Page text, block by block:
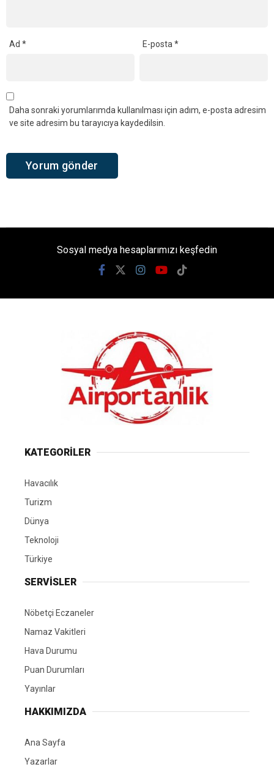
Ad * E-posta*
Daha sonraki yorumlarımda kullanılması için adım, e-posta adresim
ve site adresim bu tarayıcıya kaydedilsin.
Sosyal medya hesaplarımızı keşfedin
KATEGORİLER
Havacılık
Turizm
Dünya
Teknoloji
Türkiye
SERVİSLER
Nöbetçi Eczaneler
Namaz Vakitleri
Hava Durumu
Puan Durumları
Yayınlar
HAKKIMIZDA
Ana Sayfa
Yazarlar